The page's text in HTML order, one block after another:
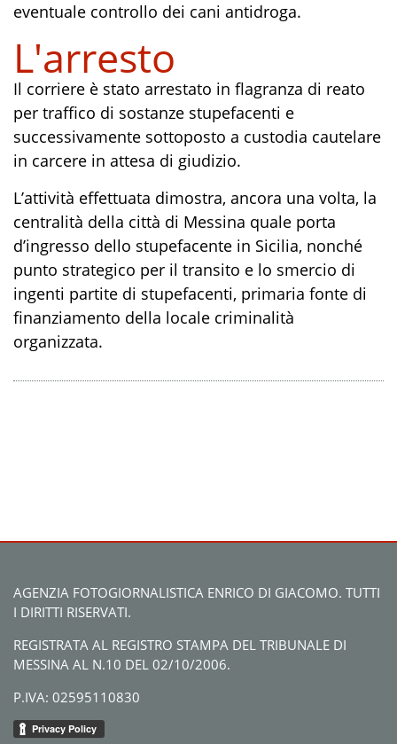
eventuale controllo dei cani antidroga.
L'arresto
Il corriere è stato arrestato in flagranza di reato
per traffico di sostanze stupefacenti e
successivamente sottoposto a custodia cautelare
in carcere in attesa di giudizio.
L’attività effettuata dimostra, ancora una volta, la
centralità della città di Messina quale porta
d’ingresso dello stupefacente in Sicilia, nonché
punto strategico per il transito e lo smercio di
ingenti partite di stupefacenti, primaria fonte di
finanziamento della locale criminalità
organizzata.
AGENZIA FOTOGIORNALISTICA ENRICO DI GIACOMO. TUTTI
I DIRITTI RISERVATI.
REGISTRATA AL REGISTRO STAMPA DEL TRIBUNALE DI
MESSINA AL N.10 DEL 02/10/2006.
P.IVA: 02595110830